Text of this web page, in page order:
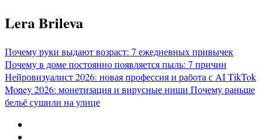
Перейти
к
Lera Brileva
Почему руки выдают возраст: 7 ежедневных привычек
Почему в доме постоянно появляется пыль: 7 причин
Нейровизуалист 2026: новая профессия и работа с AITikTok
Money 2026: монетизация и вирусные ниши Почему раньше
бельё сушили на улице